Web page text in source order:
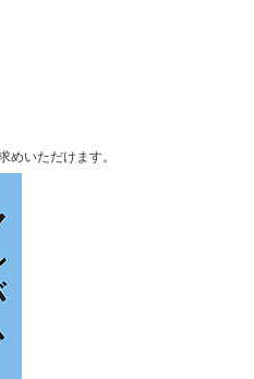
めいただけます。